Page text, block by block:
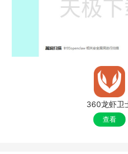
360龙虾卫
查看